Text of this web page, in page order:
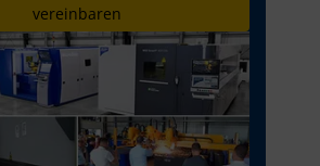
vereinbaren